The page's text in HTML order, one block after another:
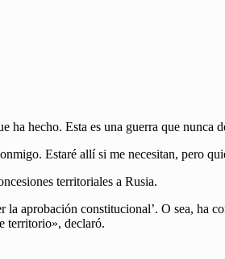
hecho. Esta es una guerra que
Estaré allí si me necesitan, pero
territoriales a Rusia.
aprobación constitucional’. O sea, ha
territorio», declaró.